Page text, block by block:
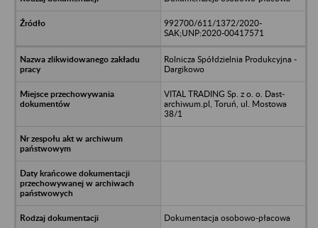
992700/611/1372/2020-
SAK;UNP:2020-00417571
Rolnicza Spółdzielnia Produkcyjna -
Dargikowo
VITAL TRADING Sp. z o. o. Dast-
archiwum.pl, Toruń, ul. Mostowa
38/1
Dokumentacja osobowo-płacowa